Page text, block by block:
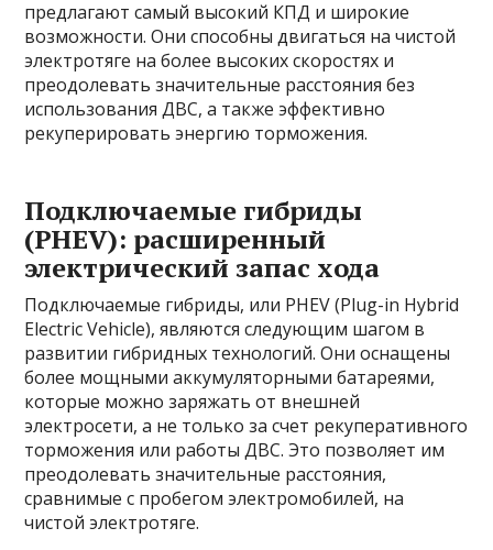
предлагают самый высокий КПД и широкие
возможности. Они способны двигаться на чистой
электротяге на более высоких скоростях и
преодолевать значительные расстояния без
использования ДВС, а также эффективно
рекуперировать энергию торможения.
Подключаемые гибриды
(PHEV): расширенный
электрический запас хода
Подключаемые гибриды, или PHEV (Plug-in Hybrid
Electric Vehicle), являются следующим шагом в
развитии гибридных технологий. Они оснащены
более мощными аккумуляторными батареями,
которые можно заряжать от внешней
электросети, а не только за счет рекуперативного
торможения или работы ДВС. Это позволяет им
преодолевать значительные расстояния,
сравнимые с пробегом электромобилей, на
чистой электротяге.